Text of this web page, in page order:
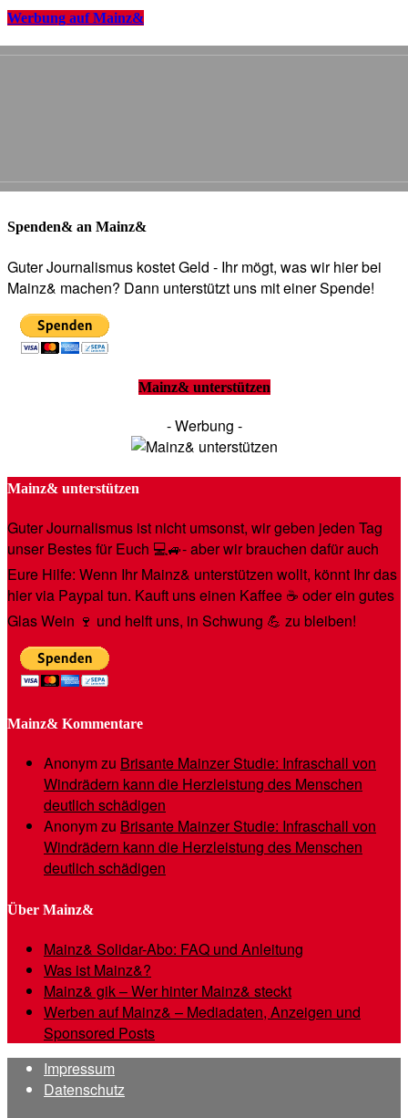
Werbung auf Mainz&
Spenden& an Mainz&
Guter Journalismus kostet Geld - Ihr mögt, was wir hier bei
Mainz& machen? Dann unterstützt uns mit einer Spende!
Mainz& unterstützen
- Werbung -
Mainz& unterstützen
Guter Journalismus ist nicht umsonst, wir geben jeden Tag
unser Bestes für Euch 💻🚙- aber wir brauchen dafür auch
Eure Hilfe: Wenn Ihr Mainz& unterstützen wollt, könnt Ihr das
hier via Paypal tun. Kauft uns einen Kaffee ☕️ oder ein gutes
Glas Wein 🍷 und helft uns, in Schwung 💪 zu bleiben!
Mainz& Kommentare
Anonymzu Brisante Mainzer Studie: Infraschall von
Windrädern kann die Herzleistung des Menschen
deutlich schädigen
Anonymzu Brisante Mainzer Studie: Infraschall von
Windrädern kann die Herzleistung des Menschen
deutlich schädigen
Über Mainz&
Mainz& Solidar-Abo: FAQ und Anleitung
Was ist Mainz&?
Mainz& gik – Wer hinter Mainz& steckt
Werben auf Mainz& – Mediadaten, Anzeigen und
Sponsored Posts
Impressum
Datenschutz